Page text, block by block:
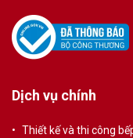
Dịch vụ chính
Thiết kế và thi công